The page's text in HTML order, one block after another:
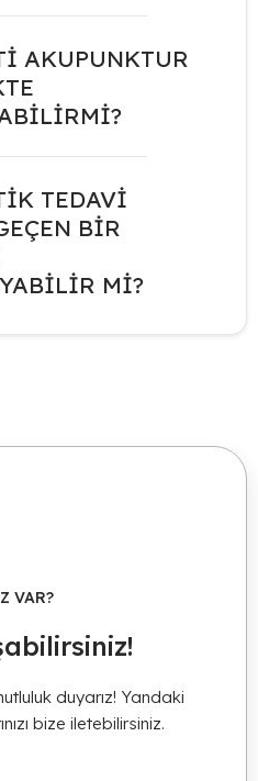
AKUPUNKTUR
TEDAVİ
BİR
Mİ?
VAR?
duyarız! Yandaki
bize iletebilirsiniz.